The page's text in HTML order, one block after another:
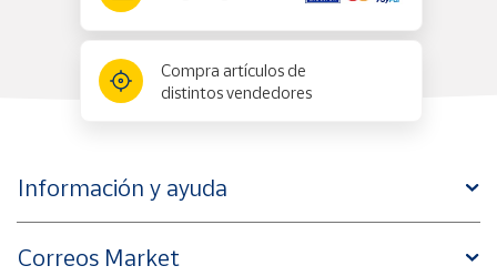
Compra artículos de
distintos vendedores
Información y ayuda
Correos Market